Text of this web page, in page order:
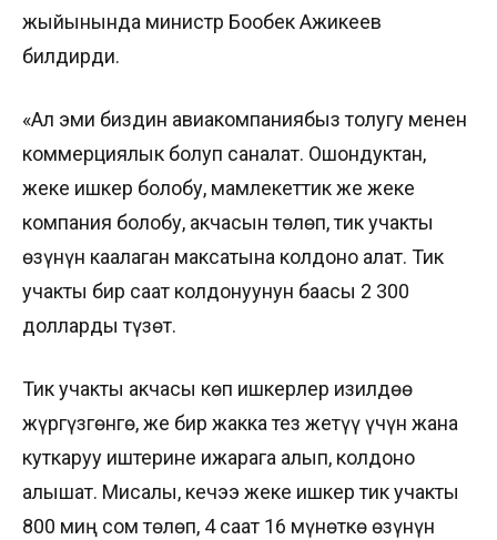
жыйынында министр Бообек Ажикеев
билдирди.
«Ал эми биздин авиакомпаниябыз толугу менен
коммерциялык болуп саналат. Ошондуктан,
жеке ишкер болобу, мамлекеттик же жеке
компания болобу, акчасын төлөп, тик учакты
өзүнүн каалаган максатына колдоно алат. Тик
учакты бир саат колдонуунун баасы 2 300
долларды түзөт.
Тик учакты акчасы көп ишкерлер изилдөө
жүргүзгөнгө, же бир жакка тез жетүү үчүн жана
куткаруу иштерине ижарага алып, колдоно
алышат. Мисалы, кечээ жеке ишкер тик учакты
800 миң сом төлөп, 4 саат 16 мүнөткө өзүнүн